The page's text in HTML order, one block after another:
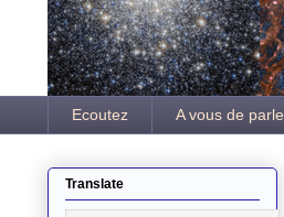
Ecoutez A vous de
Translate